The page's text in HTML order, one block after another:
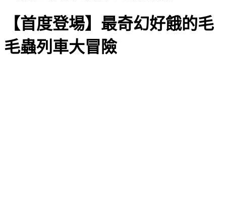
【首度登場】最奇幻好餓的毛
毛蟲列車大冒險